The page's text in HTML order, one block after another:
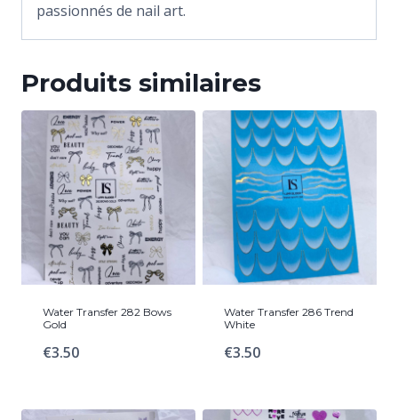
passionnés de nail art.
Produits similaires
Water Transfer 282 Bows
Gold
€3.50
Water Transfer 286 Trend
White
€3.50